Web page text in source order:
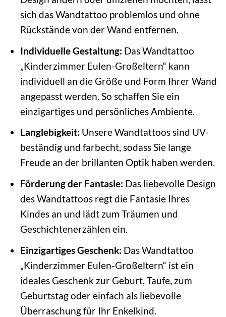
sich das Wandtattoo problemlos und ohne
Rückstände von der Wand entfernen.
Individuelle Gestaltung: Das Wandtattoo
„Kinderzimmer Eulen-Großeltern“ kann
individuell an die Größe und Form Ihrer Wand
angepasst werden. So schaffen Sie ein
einzigartiges und persönliches Ambiente.
Langlebigkeit: Unsere Wandtattoos sind UV-
beständig und farbecht, sodass Sie lange
Freude an der brillanten Optik haben werden.
Förderung der Fantasie: Das liebevolle Design
des Wandtattoos regt die Fantasie Ihres
Kindes an und lädt zum Träumen und
Geschichtenerzählen ein.
Einzigartiges Geschenk: Das Wandtattoo
„Kinderzimmer Eulen-Großeltern“ ist ein
ideales Geschenk zur Geburt, Taufe, zum
Geburtstag oder einfach als liebevolle
Überraschung für Ihr Enkelkind.